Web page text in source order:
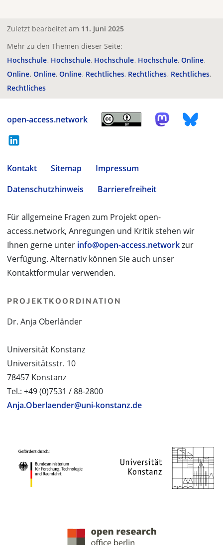
Zuletzt bearbeitet am 11. Juni 2025
Mehr zu den Themen dieser Seite:
Hochschule Hochschule Hochschule Hochschule Online
Online Online Online Rechtliches Rechtliches Rechtliches
Rechtliches
open-access.network
Kontakt Sitemap
Impressum
Datenschutzhinweis
Barrierefreiheit
Für allgemeine Fragen zum Projekt open-
access.network, Anregungen und Kritik stehen wir
Ihnen gerne unter info@open-access.networkzur
Verfügung. Alternativ können Sie auch unser
Kontaktformular verwenden.
PROJEKTKOORDINATION
Dr. Anja Oberländer
Universität Konstanz
Universitätsstr. 10
78457 Konstanz
Tel.: +49 (0)7531 / 88-2800
Anja.Oberlaender@uni-konstanz.de